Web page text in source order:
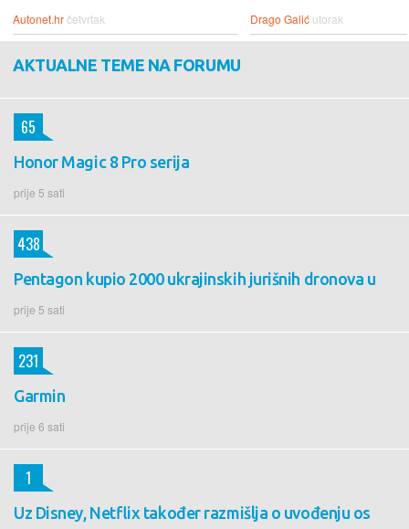
Autonet.hrčetvrtak Drago Galić utorak
AKTUALNE TEME NA FORUMU
Honor Magic 8 Pro serija
prije 5 sati
65
Pentagon kupio 2000 ukrajinskih jurišnih dronova u
prije 5 sati
438
Garmin
prije 6 sati
231
Uz Disney, Netflix također razmišlja o uvođenju os
1